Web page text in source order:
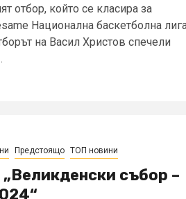
отбор, който се класира за
Национална баскетболна
на Васил Христов спечели
Предстоящо ТОП новини
събор –